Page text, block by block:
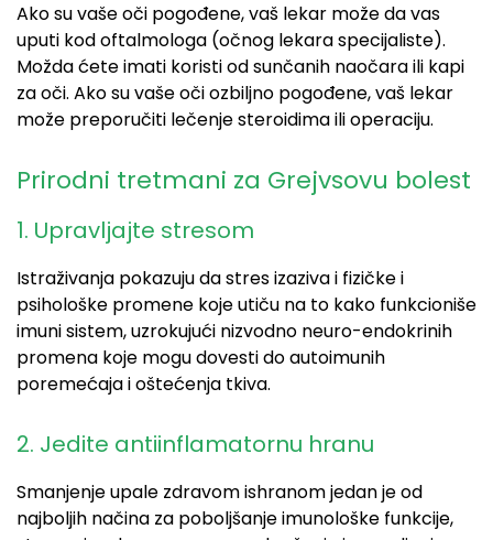
Ako su vaše oči pogođene, vaš lekar može da vas
uputi kod oftalmologa (očnog lekara specijaliste).
Možda ćete imati koristi od sunčanih naočara ili kapi
za oči. Ako su vaše oči ozbiljno pogođene, vaš lekar
može preporučiti lečenje steroidima ili operaciju.
Prirodni tretmani za Grejvsovu bolest
1. Upravljajte stresom
Istraživanja pokazuju da stres izaziva i fizičke i
psihološke promene koje utiču na to kako funkcioniše
imuni sistem, uzrokujući nizvodno neuro-endokrinih
promena koje mogu dovesti do autoimunih
poremećaja i oštećenja tkiva.
2. Jedite antiinflamatornu hranu
Smanjenje upale zdravom ishranom jedan je od
najboljih načina za poboljšanje imunološke funkcije,